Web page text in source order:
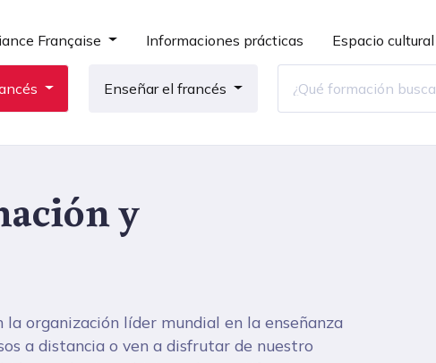
Française Informaciones prácticas Espacio cultural
Enseñar el francés
y
organización líder mundial en la enseñanza
a distancia o ven a disfrutar de nuestro